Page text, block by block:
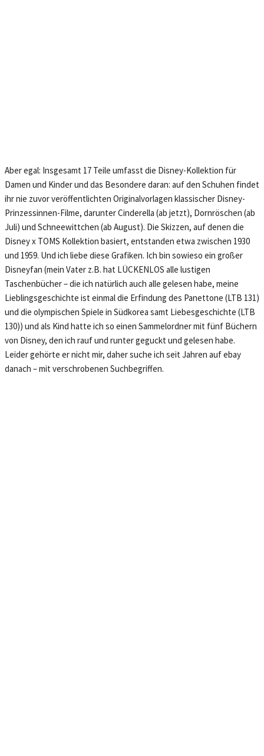
Aber egal: Insgesamt 17 Teile umfasst die Disney-Kollektion für
Damen und Kinder und das Besondere daran: auf den Schuhen findet
ihr nie zuvor veröffentlichten Originalvorlagen klassischer Disney-
Prinzessinnen-Filme, darunter Cinderella (ab jetzt), Dornröschen (ab
Juli) und Schneewittchen (ab August). Die Skizzen, auf denen die
Disney x TOMS Kollektion basiert, entstanden etwa zwischen 1930
und 1959. Und ich liebe diese Grafiken. Ich bin sowieso ein großer
Disneyfan (mein Vater z.B. hat LÜCKENLOS alle lustigen
Taschenbücher – die ich natürlich auch alle gelesen habe, meine
Lieblingsgeschichte ist einmal die Erfindung des Panettone (LTB 131)
und die olympischen Spiele in Südkorea samt Liebesgeschichte (LTB
130)) und als Kind hatte ich so einen Sammelordner mit fünf Büchern
von Disney, den ich rauf und runter geguckt und gelesen habe.
Leider gehörte er nicht mir, daher suche ich seit Jahren auf ebay
danach – mit verschrobenen Suchbegriffen.